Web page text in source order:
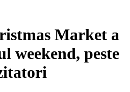
Market a
weekend, peste